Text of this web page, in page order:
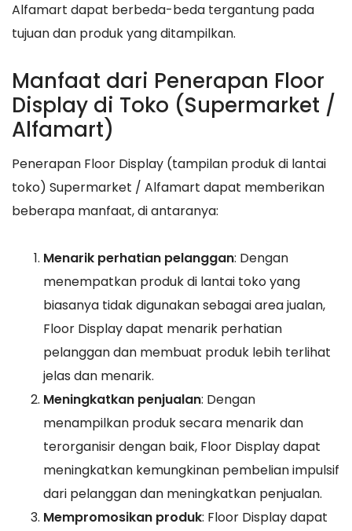
Alfamart dapat berbeda-beda tergantung pada
tujuan dan produk yang ditampilkan.
Manfaat dari Penerapan Floor
Display di Toko (Supermarket /
Alfamart)
Penerapan Floor Display (tampilan produk di lantai
toko) Supermarket / Alfamart dapat memberikan
beberapa manfaat, di antaranya:
Menarik perhatian pelanggan: Dengan
menempatkan produk di lantai toko yang
biasanya tidak digunakan sebagai area jualan,
Floor Display dapat menarik perhatian
pelanggan dan membuat produk lebih terlihat
jelas dan menarik.
Meningkatkan penjualan: Dengan
menampilkan produk secara menarik dan
terorganisir dengan baik, Floor Display dapat
meningkatkan kemungkinan pembelian impulsif
dari pelanggan dan meningkatkan penjualan.
Mempromosikan produk: Floor Display dapat